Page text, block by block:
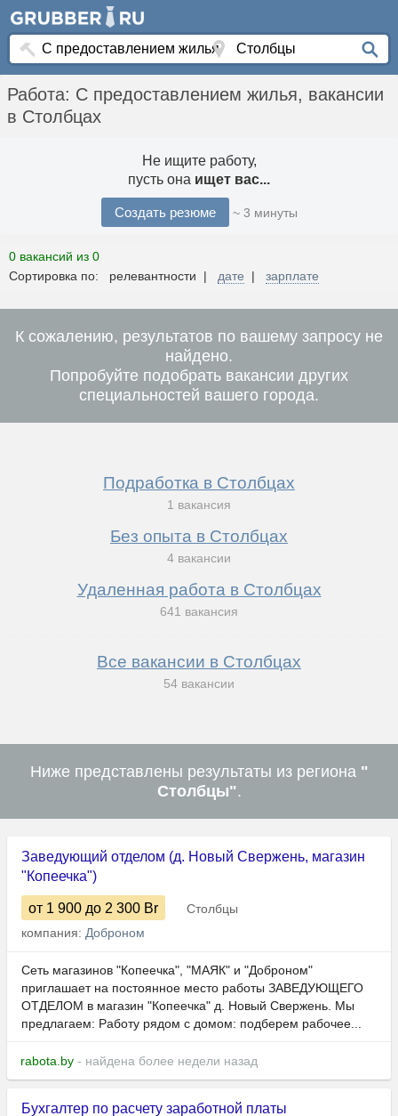
Работа: С предоставлением жилья, вакансии
в Столбцах
Не ищите работу,
пусть она ищет вас...
Создать резюме ~ 3 минуты
0 вакансий из 0
Сортировка по: релевантности | дате | зарплате
К сожалению, результатов по вашему запросу не
найдено.
Попробуйте подобрать вакансии других
специальностей вашего города.
Подработка в Столбцах
1 вакансия
Без опыта в Столбцах
4 вакансии
Удаленная работа в Столбцах
641 вакансия
Все вакансии в Столбцах
54 вакансии
Ниже представлены результаты из региона "
Столбцы".
Заведующий отделом (д. Новый Свержень, магазин
"Копеечка")
от 1 900 до 2 300 Br
Столбцы
компания: Доброном
Сеть магазинов "Копеечка", "МАЯК" и "Доброном"
приглашает на постоянное место работы ЗАВЕДУЮЩЕГО
ОТДЕЛОМ в магазин "Копеечка" д. Новый Свержень. Мы
предлагаем: Работу рядом с домом: подберем рабочее...
rabota.by - найдена более недели назад
Бухгалтер по расчету заработной платы